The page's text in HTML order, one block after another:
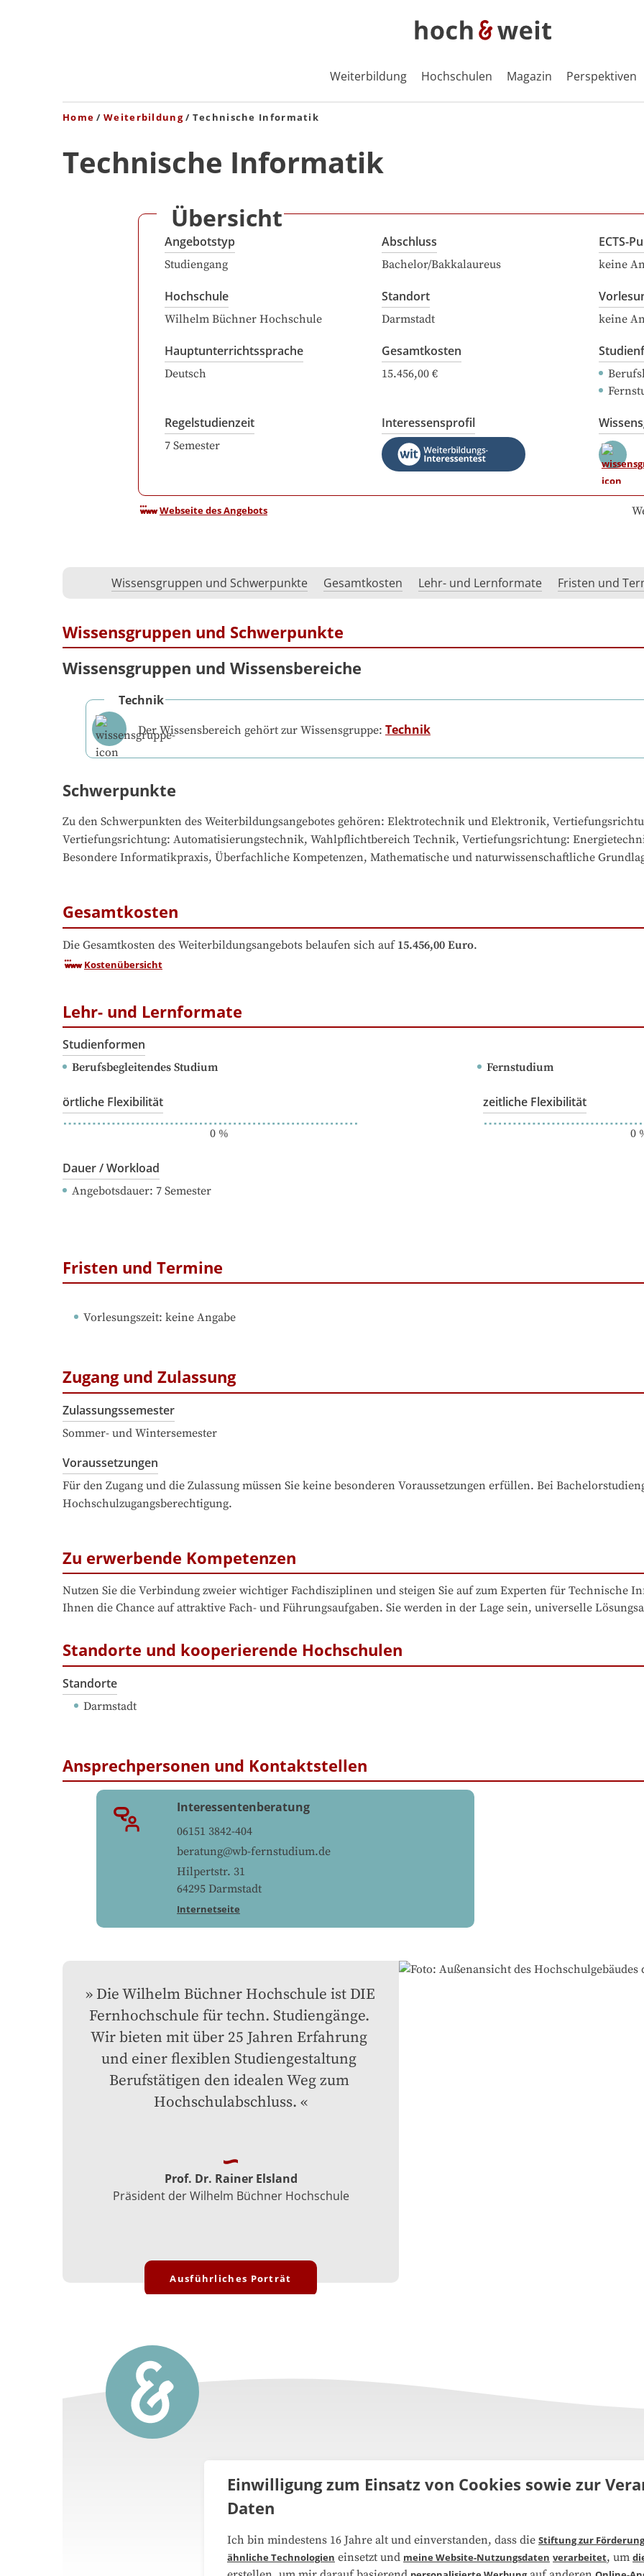
Weiterbildung Hochschulen Magazin Perspektiven
Home Weiterbildung Technische Informatik
Technische Informatik
Übersicht
Angebotstyp
Studiengang
Abschluss
Bachelor/Bakkalaureus
ECTS-
keine
Hochschule
Wilhelm Büchner Hochschule
Standort
Darmstadt keine
Hauptunterrichtssprache
Deutsch
Gesamtkosten
15.456,00 €
Regelstudienzeit
7 Semester
Interessensprofil
Webseite des Angebots
Wissensgruppen und Schwerpunkte Gesamtkosten Lehr- und Lernformate Fristen und
Wissensgruppen und Schwerpunkte
Wissensgruppen und Wissensbereiche
Technik
Der Wissensbereich gehört zur Wissensgruppe: Technik
Schwerpunkte
Zu den Schwerpunkten des Weiterbildungsangebotes gehören: Elektrotechnik und Elektronik,
Vertiefungsrichtung: Automatisierungstechnik, Wahlpflichtbereich Technik, Vertiefungsrichtung:
Besondere Informatikpraxis, Überfachliche Kompetenzen, Mathematische und naturwissenschaftliche
Gesamtkosten
Die Gesamtkosten des Weiterbildungsangebots belaufen sich auf 15.456,00 Euro.
Kostenübersicht
Lehr- und Lernformate
Studienformen
Berufsbegleitendes Studium Fernstudium
örtliche Flexibilität
0%
zeitliche Flexibilität
0
Dauer / Workload
Angebotsdauer: 7 Semester
Fristen und Termine
Vorlesungszeit: keine Angabe
Zugang und Zulassung
Zulassungssemester
Sommer- und Wintersemester
Voraussetzungen
Für den Zugang und die Zulassung müssen Sie keine besonderen Voraussetzungen erfüllen. Bei
Hochschulzugangsberechtigung.
Zu erwerbende Kompetenzen
Nutzen Sie die Verbindung zweier wichtiger Fachdisziplinen und steigen Sie auf zum Experten für Technische
Ihnen die Chance auf attraktive Fach- und Führungsaufgaben. Sie werden in der Lage sein, universelle
Standorte und kooperierende Hochschulen
Standorte
Darmstadt
Ansprechpersonen und Kontaktstellen
Interessentenberatung
06151 3842-404
beratung@wb-fernstudium.de
Hilpertstr. 31
64295 Darmstadt
Internetseite
Die Wilhelm Büchner Hochschule ist DIE
Fernhochschule für techn. Studiengänge.
Wir bieten mit über 25 Jahren Erfahrung
und einer flexiblen Studiengestaltung
Berufstätigen den idealen Weg zum
Hochschulabschluss.
Prof. Dr. Rainer Elsland
Präsident der Wilhelm Büchner Hochschule
Ausführliches Porträt
Medienarbeit Kooperationen
Einwilligung zum Einsatz von Cookies sowie zur
Daten
Ich bin mindestens 16 Jahre alt und einverstanden, dass die Stiftung zur
ähnliche Technologien einsetzt und meine Website-Nutzungsdaten verarbeitet, um